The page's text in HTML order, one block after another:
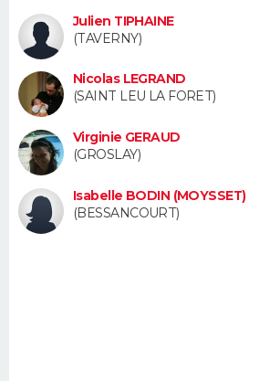
Dictionnaire
Biographies
Citations
Expressions
Proverbes
PROGRAMME TV
COPAINS D'AVANT
S'inscrire
Se connecter
Lycées
Collèges
Primaires
Universités
Entreprises
Service militaire
Avis de recherche
AVIS DE DÉCÈS
FORUM
Julien TIPHAINE
(TAVERNY)
Nicolas LEGRAND
(SAINT LEU LA FORET)
Virginie GERAUD
(GROSLAY)
Isabelle BODIN (MOYSSET)
(BESSANCOURT)